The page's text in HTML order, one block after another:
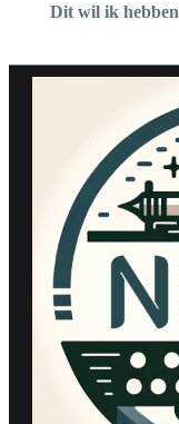
Dit wil ik hebben